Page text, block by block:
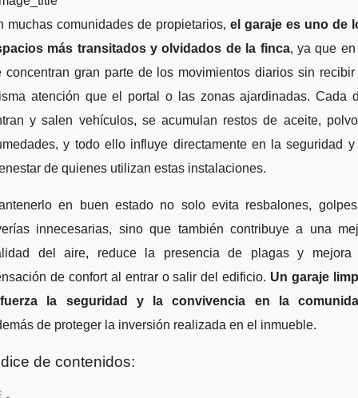
muchas comunidades de propietarios, el garaje es uno de
más transitados y olvidados de la finca, ya que
concentran gran parte de los movimientos diarios sin
atención que el portal o las zonas ajardinadas. Cada
y salen vehículos, se acumulan restos de aceite,
y todo ello influye directamente en la seguridad
de quienes utilizan estas instalaciones.
en buen estado no solo evita resbalones,
innecesarias, sino que también contribuye a una
del aire, reduce la presencia de plagas y mejora
de confort al entrar o salir del edificio. Un garaje
la seguridad y la convivencia en la
de proteger la inversión realizada en el inmueble.
de contenidos: